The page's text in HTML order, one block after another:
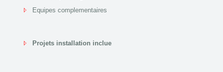
Equipes complementaires
Projets installation inclue